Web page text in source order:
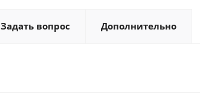
Задать вопрос Дополнительно